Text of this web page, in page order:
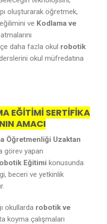
oluşturarak öğretmek,
ve Kodlama ve
daha fazla okul robotik
okul müfredatına
EĞİTİMİ SERTİFİKA
AMACI
Öğretmenliği Uzaktan
görev yapan
Eğitimi konusunda
beceri ve yetkinlik
okullarda robotik ve
koyma çalışmaları